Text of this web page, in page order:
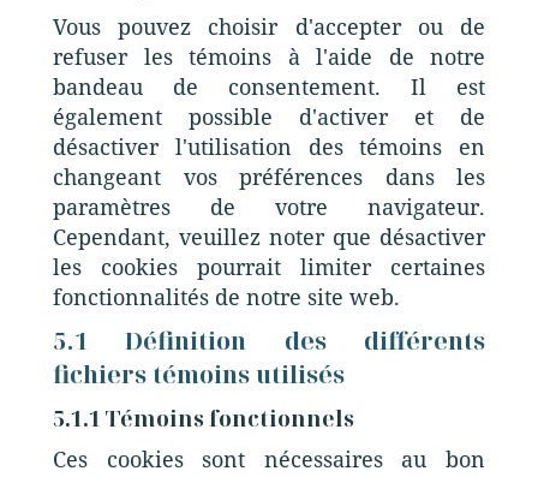
Vous pouvez choisir d'accepter ou de
refuser les témoins à l'aide de notre
bandeau de consentement. Il est
également possible d'activer et de
désactiver l'utilisation des témoins en
changeant vos préférences dans les
paramètres de votre navigateur.
Cependant, veuillez noter que désactiver
les cookies pourrait limiter certaines
fonctionnalités de notre site web.
5.1 Définition des différents
fichiers témoins utilisés
5.1.1 Témoins fonctionnels
Ces cookies sont nécessaires au bon